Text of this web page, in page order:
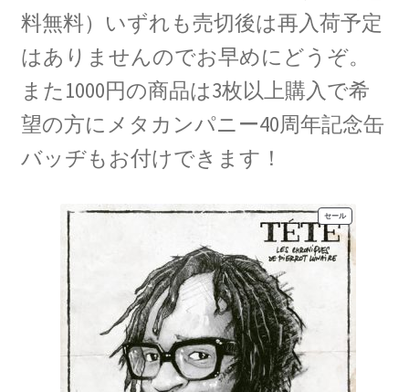
料無料）いずれも売切後は再入荷予定
はありませんのでお早めにどうぞ。
また1000円の商品は3枚以上購入で希
望の方にメタカンパニー40周年記念缶
バッヂもお付けできます！
セール販
売
中
の
商
品